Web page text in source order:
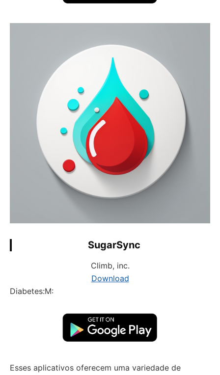
SugarSync
Climb, inc.
Download
Diabetes:M:
Esses aplicativos oferecem uma variedade de